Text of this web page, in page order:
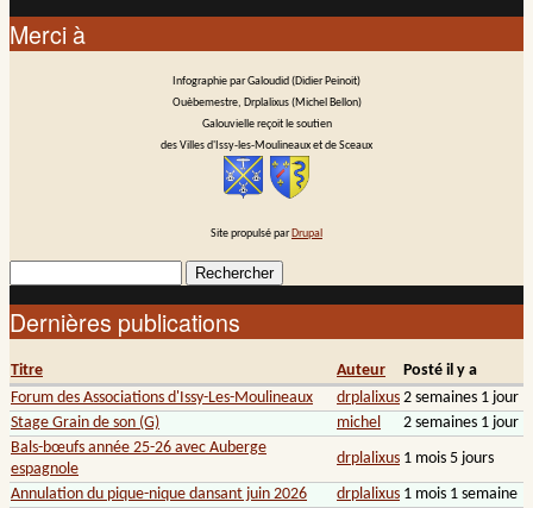
Merci à
Infographie par Galoudid (Didier Peinoit)
Ouèbemestre, Drplalixus (Michel Bellon)
Galouvielle reçoit le soutien
des Villes d'Issy-les-Moulineaux et de Sceaux
Site propulsé parDrupal
Formulaire de recherche
Dernières publications
Titre Auteur
Posté il y a
Forum des Associations d'Issy-Les-Moulineaux
drplalixus 2 semaines 1 jour
Stage Grain de son (G)
michel
2 semaines 1 jour
Bals-bœufs année 25-26 avec Auberge
espagnole
drplalixus 1 mois 5 jours
Annulation du pique-nique dansant juin 2026
drplalixus 1 mois 1 semaine